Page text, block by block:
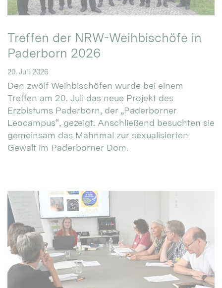
Treffen der NRW-Weihbischöfe in
Paderborn 2026
20. Juli 2026
Den zwölf Weihbischöfen wurde bei einem
Treffen am 20. Juli das neue Projekt des
Erzbistums Paderborn, der „Paderborner
Leocampus“, gezeigt. Anschließend besuchten sie
gemeinsam das Mahnmal zur sexualisierten
Gewalt im Paderborner Dom.